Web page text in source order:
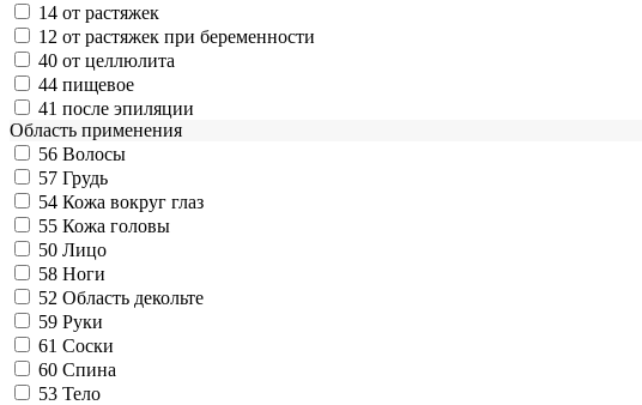
14 от растяжек
12 от растяжек при беременности
40 от целлюлита
44 пищевое
41 после эпиляции
Область применения
56 Волосы
57 Грудь
54 Кожа вокруг глаз
55 Кожа головы
50 Лицо
58 Ноги
52 Область декольте
59 Руки
61 Соски
60 Спина
53 Тело